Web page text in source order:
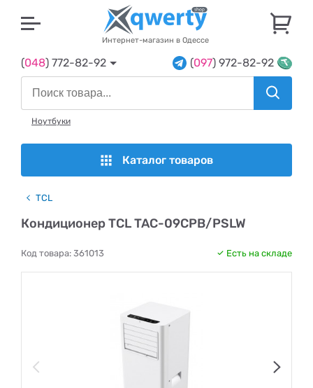
Интернет-магазин в Одессе
(048) 772-82-92 (097) 972-82-92
Ноутбуки
Каталог товаров
TCL
Кондиционер TCL ​​TAC-09CPB/PSLW
Код товара: 361013 Есть на складе